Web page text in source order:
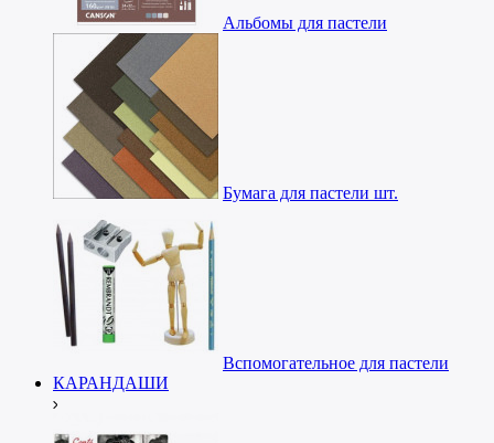
Альбомы для пастели
Бумага для пастели шт.
Вспомогательное для пастели
КАРАНДАШИ